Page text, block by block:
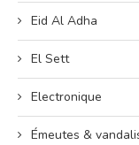
Eid Al Adha
El Sett
Electronique
Émeutes &